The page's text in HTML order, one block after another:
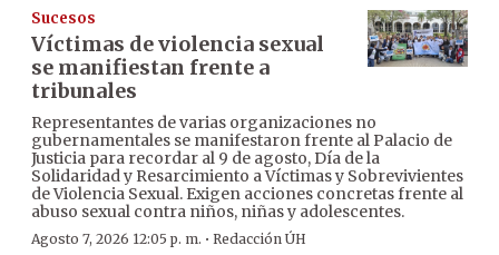
Sucesos
Víctimas de violencia sexual
se manifiestan frente a
tribunales
Representantes de varias organizaciones no
gubernamentales se manifestaron frente al Palacio de
Justicia para recordar al 9 de agosto, Día de la
Solidaridad y Resarcimiento a Víctimas y Sobrevivientes
de Violencia Sexual. Exigen acciones concretas frente al
abuso sexual contra niños, niñas y adolescentes.
Agosto 7, 2026 12:05 p. m. · Redacción ÚH